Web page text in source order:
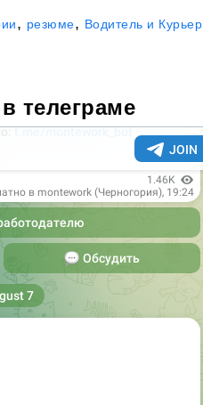
, резюме, Водитель и Курьер
телеграме